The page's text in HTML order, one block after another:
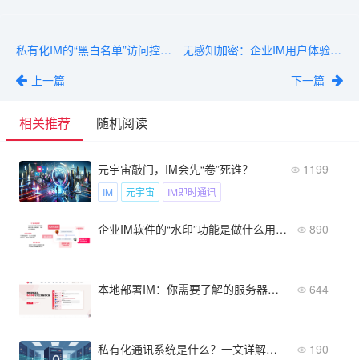
私有化IM的“黑白名单”访问控制详解
上一篇
无感知加密：企业IM用户体验与安全的平衡
下一篇
相关推荐 随机阅读
元宇宙敲门，IM会先“卷”死谁？ 1199
IM 元宇宙 IM即时通讯
企业IM软件的“水印”功能是做什么用的？ 890
本地部署IM：你需要了解的服务器和网络知识 644
私有化通讯系统是什么？一文详解其核心定义与企业部署价值 190